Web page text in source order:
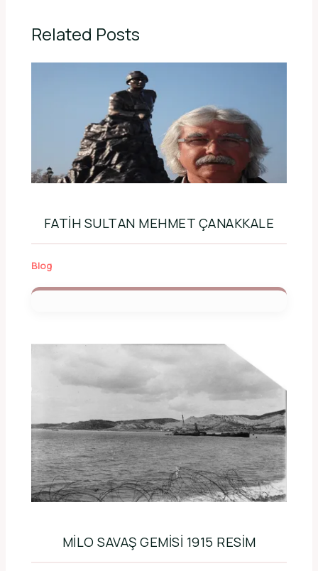
Related Posts
FATIH SULTAN MEHMET ÇANAKKALE
Blog
MILO SAVAŞ GEMISI 1915 RESIM